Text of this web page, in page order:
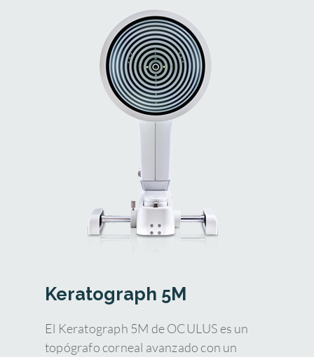
Keratograph 5M
El Keratograph 5M de OCULUS es un
topógrafo corneal avanzado con un